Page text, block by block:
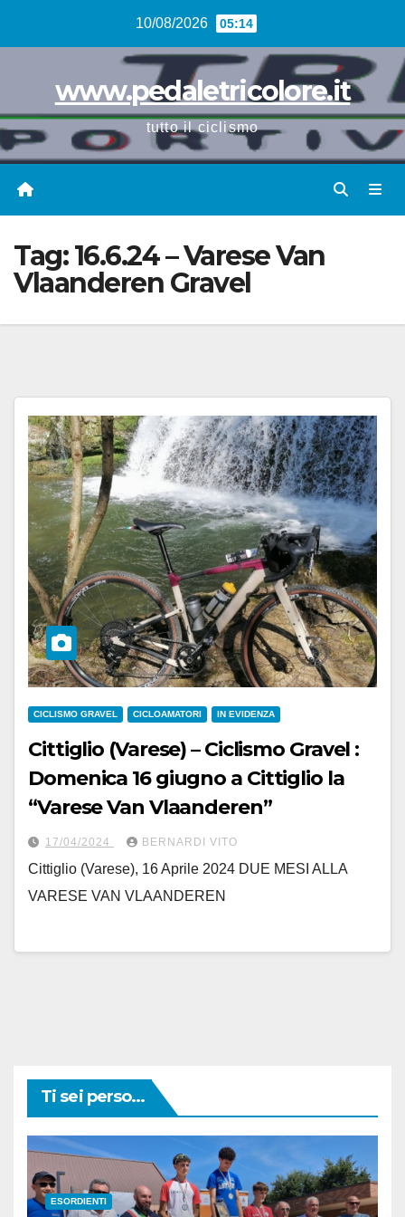
10/08/2026 05:14
www.pedaletricolore.it
tutto il ciclismo
Tag:16.6.24 – Varese Van
Vlaanderen Gravel
CICLISMO GRAVEL CICLOAMATORI IN EVIDENZA
Cittiglio (Varese) – Ciclismo Gravel :
Domenica 16 giugno a Cittiglio la
“Varese Van Vlaanderen”
17/04/2024 BERNARDI VITO
Cittiglio (Varese), 16 Aprile 2024 DUE MESI ALLA
VARESE VAN VLAANDEREN
Ti sei perso...
ESORDIENTI